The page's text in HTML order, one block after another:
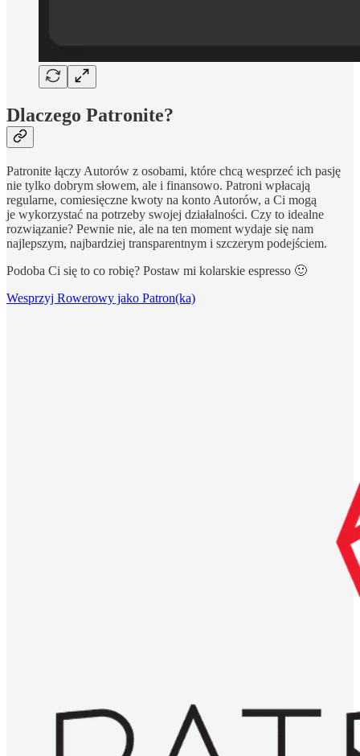
Dlaczego Patronite?
Patronite łączy Autorów z osobami, które chcą wesprzeć ich pasję
nie tylko dobrym słowem, ale i finansowo. Patroni wpłacają
regularne, comiesięczne kwoty na konto Autorów, a Ci mogą
je wykorzystać na potrzeby swojej działalności. Czy to idealne
rozwiązanie? Pewnie nie, ale na ten moment wydaje się nam
najlepszym, najbardziej transparentnym i szczerym podejściem.
Podoba Ci się to co robię? Postaw mi kolarskie espresso 🙂
Wesprzyj Rowerowy jako Patron(ka)